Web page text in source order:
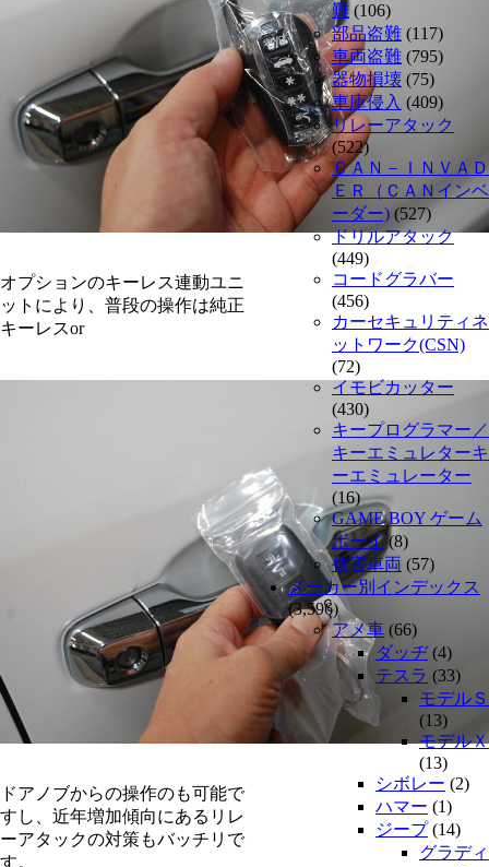
オプションのキーレス連動ユニ
ットにより、普段の操作は純正
キーレスor
ドアノブからの操作のも可能で
すし、近年増加傾向にあるリレ
ーアタックの対策もバッチリで
す。
難 (106)
部品盗難 (117)
車両盗難 (795)
器物損壊 (75)
車庫侵入 (409)
リレーアタック
(522)
ＣＡＮ－ＩＮＶＡＤ
ＥＲ（ＣＡＮインベ
ーダー) (527)
ドリルアタック
(449)
コードグラバー
(456)
カーセキュリティネ
ットワーク(CSN)
(72)
イモビカッター
(430)
キープログラマー／
キーエミュレターキ
ーエミュレーター
(16)
GAME BOY ゲーム
ボーイ (8)
被害車両 (57)
メーカー別インデックス
(3,596)
アメ車 (66)
ダッヂ(4)
テスラ (33)
モデルＳ
(13)
モデルＸ
(13)
シボレー (2)
ハマー (1)
ジープ(14)
グラディ